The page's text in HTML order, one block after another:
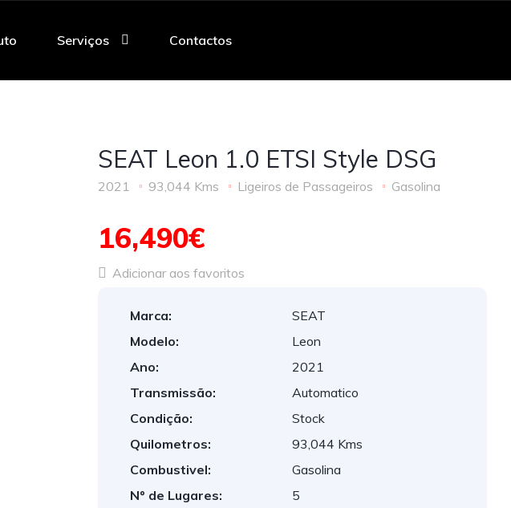
Serviços Contactos
SEAT Leon 1.0 ETSI Style DSG
2021 93,044 Kms Ligeiros de Passageiros Gasolina
16,490€
Adicionar aos favoritos
Marca:
SEAT
Modelo:
Leon
Ano:
2021
Transmissão:
Automatico
Condição:
Stock
Quilometros:
93,044 Kms
Combustivel:
Gasolina
Nº de Lugares:
5